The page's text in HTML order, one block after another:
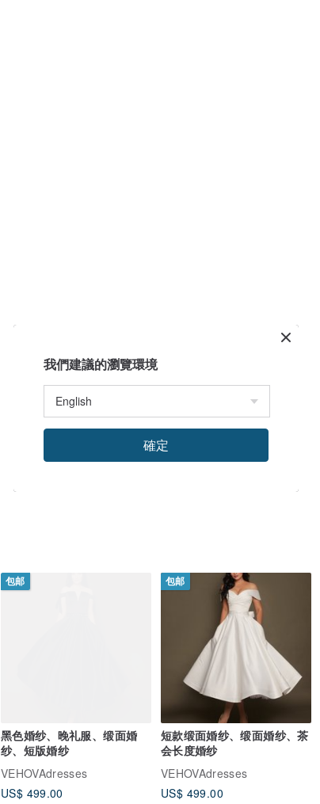
包邮
黑色婚纱、晚礼服、缎面婚
纱、短版婚纱
VEHOVAdresses
US$ 499.00
包邮
短款缎面婚纱、缎面婚纱、茶
会长度婚纱
VEHOVAdresses
US$ 499.00
我們建議的瀏覽環境
確定